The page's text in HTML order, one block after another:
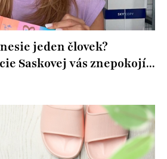
jeden človek?
Saskovej vás znepokojí...